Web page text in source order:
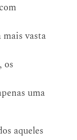
vasta
os
uma
aqueles